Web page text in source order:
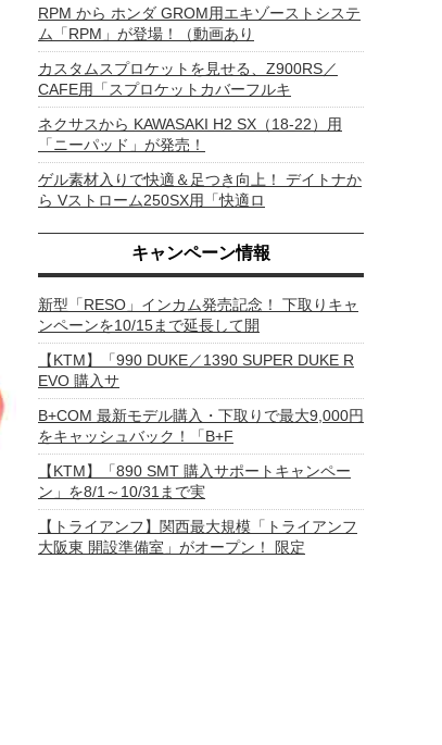
RPM から ホンダ GROM用エキゾーストシステ
ム「RPM」が登場！（動画あり
カスタムスプロケットを見せる、Z900RS／
CAFE用「スプロケットカバーフルキ
ネクサスから KAWASAKI H2 SX（18-22）用
「ニーパッド」が発売！
ゲル素材入りで快適＆足つき向上！ デイトナか
ら Vストローム250SX用「快適ロ
キャンペーン情報
新型「RESO」インカム発売記念！ 下取りキャ
ンペーンを10/15まで延長して開
【KTM】「990 DUKE／1390 SUPER DUKE R
EVO 購入サ
B+COM 最新モデル購入・下取りで最大9,000円
をキャッシュバック！「B+F
【KTM】「890 SMT 購入サポートキャンペー
ン」を8/1～10/31まで実
【トライアンフ】関西最大規模「トライアンフ
大阪東 開設準備室」がオープン！ 限定